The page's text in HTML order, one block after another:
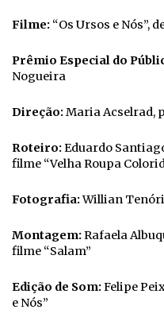
Filme: “Os Ursos e Nós”,
Prêmio Especial do
Nogueira
Direção:Maria Acselrad,
Roteiro:Eduardo
filme “Velha Roupa
Fotografia:Willian
Montagem:Rafaela
filme “Salam”
Edição de Som:Felipe
e Nós”